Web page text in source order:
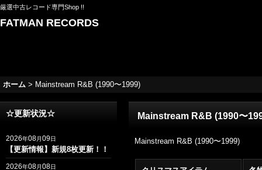
厳選中古レコード専門Shop !!
FATMAN RECORDS
ホーム > Mainstream R&B (1990〜1999)
☆更新状況☆
2026年08月09日
【更新情報】新規8枚更新！！
2026年08月08日
Mainstream R&B (1990〜
Mainstream R&B (1990〜1999)